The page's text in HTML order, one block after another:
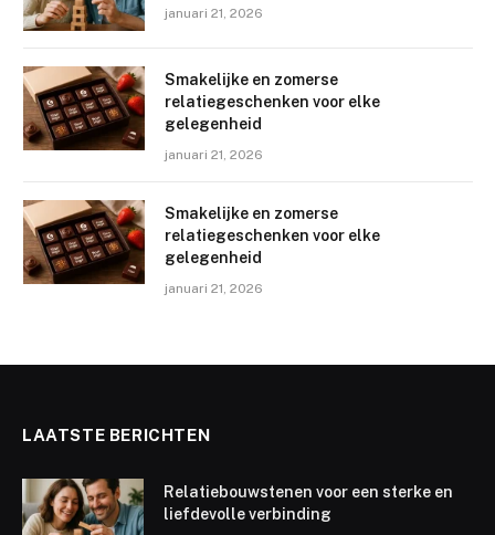
januari 21, 2026
Smakelijke en zomerse
relatiegeschenken voor elke
gelegenheid
januari 21, 2026
Smakelijke en zomerse
relatiegeschenken voor elke
gelegenheid
januari 21, 2026
LAATSTE BERICHTEN
Relatiebouwstenen voor een sterke en
liefdevolle verbinding